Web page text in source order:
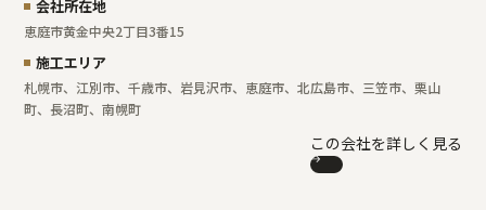
会社所在地
恵庭市黄金中央2丁目3番15
施工エリア
札幌市、江別市、千歳市、岩見沢市、恵庭市、北広島市、三笠市、栗山
町、長沼町、南幌町
この会社を詳しく見る